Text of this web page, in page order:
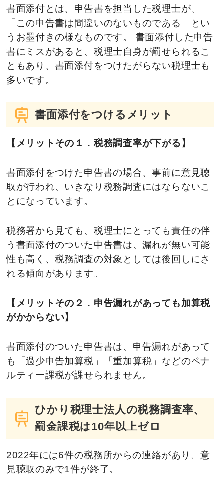
書面添付とは、申告書を担当した税理士が、
「この申告書は間違いのないものである」とい
うお墨付きの様なものです。 書面添付した申告
書にミスがあると、税理士自身が罰せられるこ
ともあり、書面添付をつけたがらない税理士も
多いです。
書面添付をつけるメリット
【メリットその１．税務調査率が下がる】
書面添付をつけた申告書の場合、事前に意見聴
取が行われ、いきなり税務調査にはならないこ
とになっています。
税務署から見ても、税理士にとっても責任の伴
う書面添付のついた申告書は、漏れが無い可能
性も高く、税務調査の対象としては後回しにさ
れる傾向があります。
【メリットその２．申告漏れがあっても加算税
がかからない】
書面添付のついた申告書は、申告漏れがあって
も「過少申告加算税」「重加算税」などのペナ
ルティー課税が課せられません。
ひかり税理士法人の税務調査率、
罰金課税は10年以上ゼロ
2022年には6件の税務所からの連絡があり、意
見聴取のみで1件が終了。